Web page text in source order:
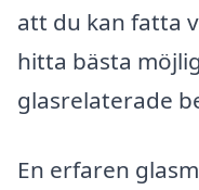
att du kan fatta
hitta bästa
glasrelaterade
En erfaren